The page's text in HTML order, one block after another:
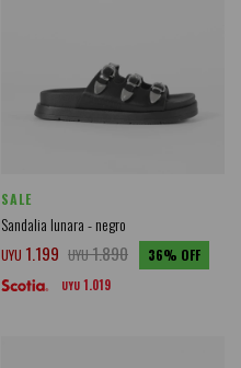
SALE
Sandalia lunara - negro
UYU 1.199 UYU1.890 36
UYU 1.019